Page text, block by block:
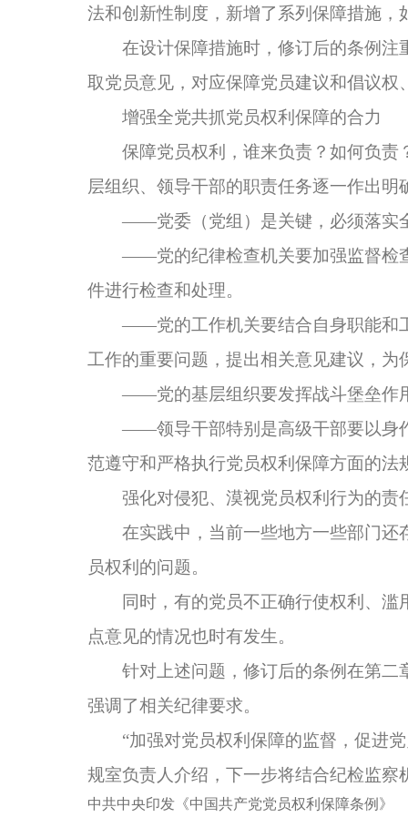
法和创新性制度，新增了系列保障措施，
在设计保障措施时，修订后的条例注
取党员意见，对应保障党员建议和倡议
增强全党共抓党员权利保障的合力
保障党员权利，谁来负责？如何负责
层组织、领导干部的职责任务逐一作出明
——党委（党组）是关键，必须落实全
——党的纪律检查机关要加强监督检查
件进行检查和处理。
——党的工作机关要结合自身职能和工
工作的重要问题，提出相关意见建议，
——党的基层组织要发挥战斗堡垒作用
——领导干部特别是高级干部要以身作
范遵守和严格执行党员权利保障方面的法
强化对侵犯、漠视党员权利行为的责
在实践中，当前一些地方一些部门还
员权利的问题。
同时，有的党员不正确行使权利、滥
点意见的情况也时有发生。
针对上述问题，修订后的条例在第二章
强调了相关纪律要求。
“加强对党员权利保障的监督，促进党
规室负责人介绍，下一步将结合纪检监
中共中央印发《中国共产党党员权利保障条例》